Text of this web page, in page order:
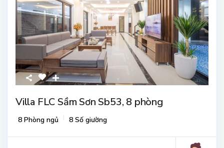
Villa FLC Sầm Sơn Sb53, 8 phòng
8 Phòng ngủ 8 Số giường